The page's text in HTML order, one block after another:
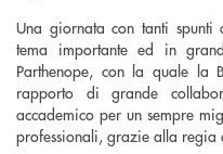
Una giornata con tanti
tema importante ed in
Parthenope, con la quale la
rapporto di grande
accademico per un sempre
professionali, grazie alla regia